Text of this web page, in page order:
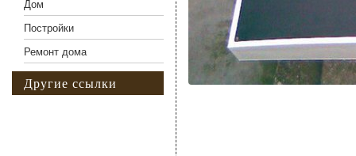
Дом
Постройки
Ремонт дома
Другие ссылки